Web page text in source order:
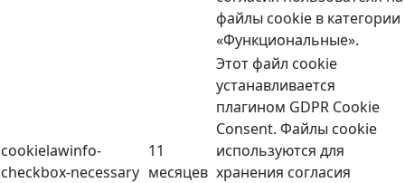
файлы cookie в категории
«Функциональные».
cookielawinfo-
checkbox-necessary
11
месяцев
Этот файл cookie
устанавливается
плагином GDPR Cookie
Consent. Файлы cookie
используются для
хранения согласия